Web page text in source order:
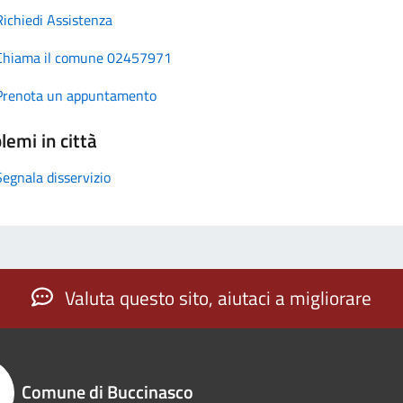
Assistenza
il comune 02457971
un appuntamento
in città
disservizio
Valuta questo sito, aiutaci a migliorare
Comune di Buccinasco